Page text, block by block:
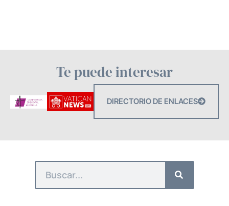
Te puede interesar
DIRECTORIO DE ENLACES